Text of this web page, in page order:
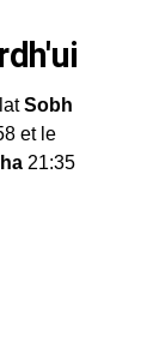
Sobh
et le
21:35